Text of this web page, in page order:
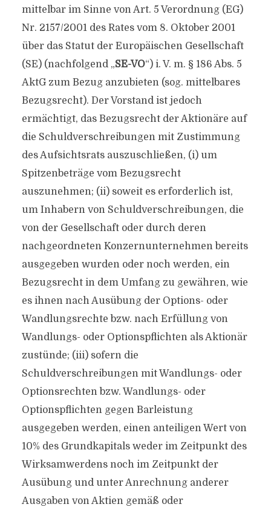
mittelbar im Sinne von Art. 5 Verordnung (EG)
Nr. 2157/2001 des Rates vom 8. Oktober 2001
über das Statut der Europäischen Gesellschaft
(SE) (nachfolgend „SE-VO“) i. V. m. § 186 Abs. 5
AktG zum Bezug anzubieten (sog. mittelbares
Bezugsrecht). Der Vorstand ist jedoch
ermächtigt, das Bezugsrecht der Aktionäre auf
die Schuldverschreibungen mit Zustimmung
des Aufsichtsrats auszuschließen, (i) um
Spitzenbeträge vom Bezugsrecht
auszunehmen; (ii) soweit es erforderlich ist,
um Inhabern von Schuldverschreibungen, die
von der Gesellschaft oder durch deren
nachgeordneten Konzernunternehmen bereits
ausgegeben wurden oder noch werden, ein
Bezugsrecht in dem Umfang zu gewähren, wie
es ihnen nach Ausübung der Options- oder
Wandlungsrechte bzw. nach Erfüllung von
Wandlungs- oder Optionspflichten als Aktionär
zustünde; (iii) sofern die
Schuldverschreibungen mit Wandlungs- oder
Optionsrechten bzw. Wandlungs- oder
Optionspflichten gegen Barleistung
ausgegeben werden, einen anteiligen Wert von
10% des Grundkapitals weder im Zeitpunkt des
Wirksamwerdens noch im Zeitpunkt der
Ausübung und unter Anrechnung anderer
Ausgaben von Aktien gemäß oder